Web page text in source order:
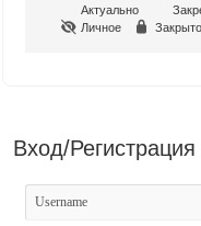
Актуально
Личное
Закрыто
Вход/Регистрация